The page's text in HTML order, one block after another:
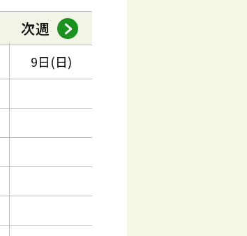
次週
9日(日)